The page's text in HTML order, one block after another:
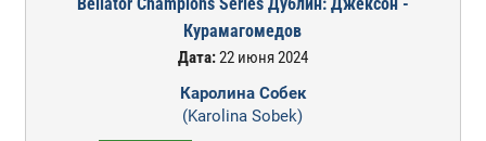
Курамагомедов
Дата:22 июня 2024
Каролина Собек
(Karolina Sobek)